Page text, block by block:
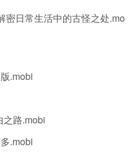
日常生活中的古怪之处.mo
.mobi
路.mobi
.mobi